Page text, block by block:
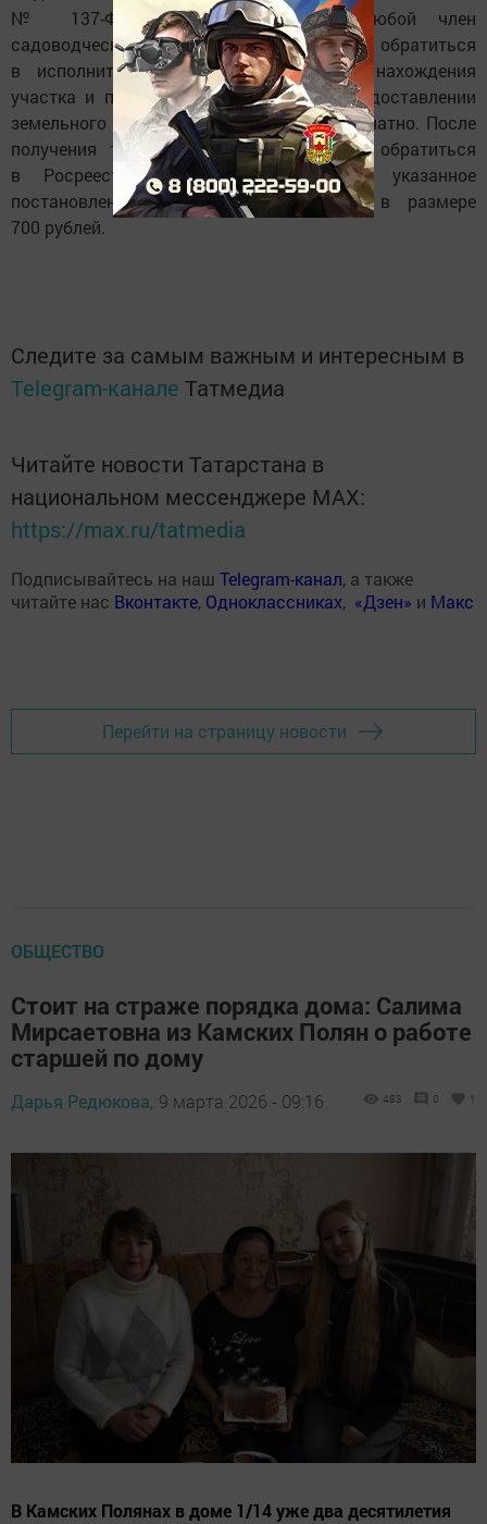
№ 137-ФЗ до 01.03.2031 года любой член
садоводческого товарищества вправе обратиться
в исполнительный комитет по месту нахождения
участка и получить постановление о предоставлении
земельного участка в собственность бесплатно. После
получения такого постановления нужно обратиться
в Росреестр Татарстана, представив указанное
постановление и уплатив госпошлину в размере
700 рублей.
Следите за самым важным и интересным в
Telegram-канале Татмедиа
Читайте новости Татарстана в
национальном мессенджере MАХ:
https://max.ru/tatmedia
Подписывайтесь на наш Telegram-канал, а также
читайте нас Вконтакте, Одноклассниках, «Дзен» и Макс
Перейти на страницу новости
ОБЩЕСТВО
Стоит на страже порядка дома: Салима
Мирсаетовна из Камских Полян о работе
старшей по дому
Дарья Редюкова, 9 марта 2026 - 09:16 483 0 1
В Камских Полянах в доме 1/14 уже два десятилетия